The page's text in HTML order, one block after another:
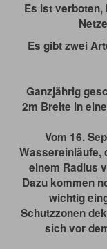
Es ist
Es gibt zwei
Ganzjährig
2m Breite in
Vom 16.
Wassereinläufe,
einem Radius
Dazu kommen
wichtig
Schutzzonen
sich vor